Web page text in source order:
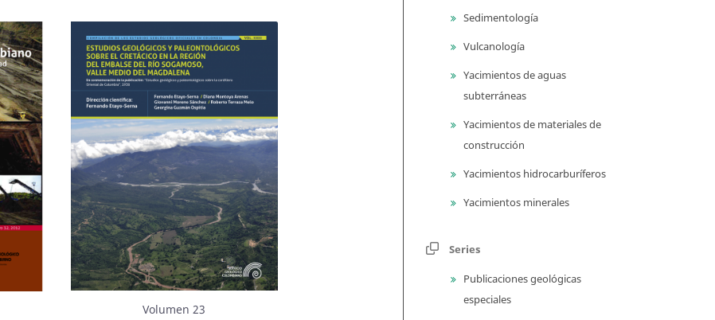
Volumen 23
Sedimentología
Vulcanología
Yacimientos de aguas
subterráneas
Yacimientos de materiales de
construcción
Yacimientos hidrocarburíferos
Yacimientos minerales
Series
Publicaciones geológicas
especiales